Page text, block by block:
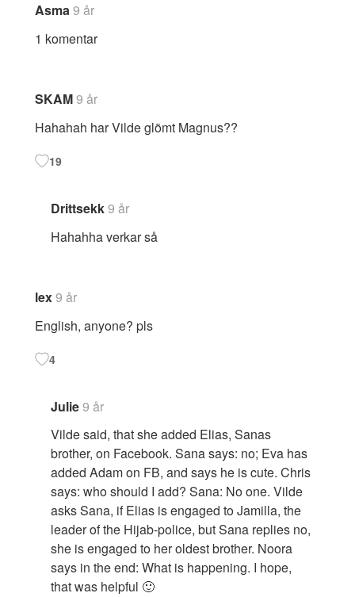
Asma9 år
1 komentar
SKAM9 år
Hahahah har Vilde glömt Magnus??
19
Drittsekk9 år
Hahahha verkar så
lex9 år
English, anyone? pls
4
Julie9 år
Vilde said, that she added Elias, Sanas
brother, on Facebook. Sana says: no; Eva has
added Adam on FB, and says he is cute. Chris
says: who should I add? Sana: No one. Vilde
asks Sana, if Elias is engaged to Jamilla, the
leader of the Hijab-police, but Sana replies no,
she is engaged to her oldest brother. Noora
says in the end: What is happening. I hope,
that was helpful 🙂